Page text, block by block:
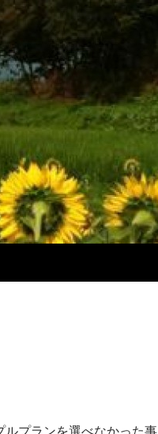
ルプランを選べなかった事